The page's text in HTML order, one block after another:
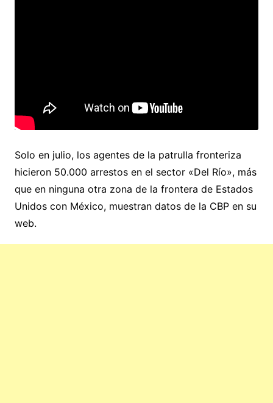
Solo en julio, los agentes de la patrulla fronteriza
hicieron 50.000 arrestos en el sector «Del Río», más
que en ninguna otra zona de la frontera de Estados
Unidos con México, muestran datos de la CBP en su
web.